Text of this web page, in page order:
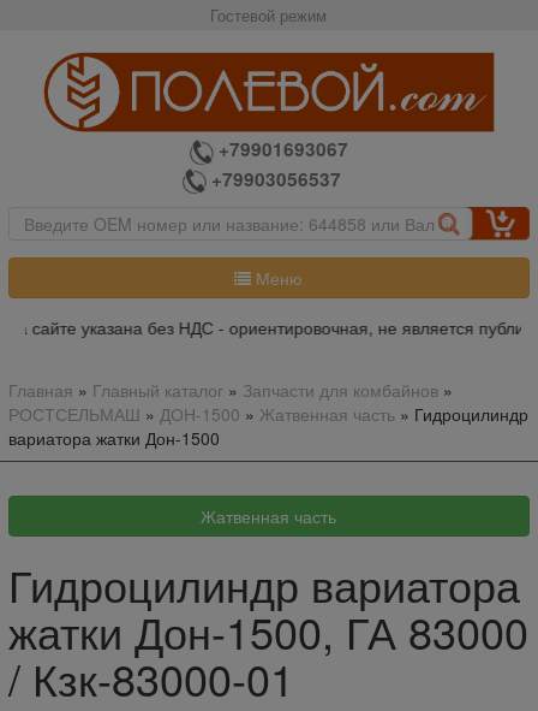
Гостевой режим
+79901693067
+79903056537
Меню
сайте указана без НДС - ориентировочная, не является
Главная » Главный каталог» Запчасти для комбайнов»
РОСТСЕЛЬМАШ » ДОН-1500 » Жатвенная часть» Гидроцилиндр
вариатора жатки Дон-1500
Гидроцилиндр вариатора
жатки Дон-1500, ГА 83000
/ Кзк-83000-01